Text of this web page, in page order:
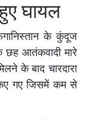
घायल
के कुंदूज
छह आतंकवादी मारे
के बाद चारदारा
गए जिसमें कम से